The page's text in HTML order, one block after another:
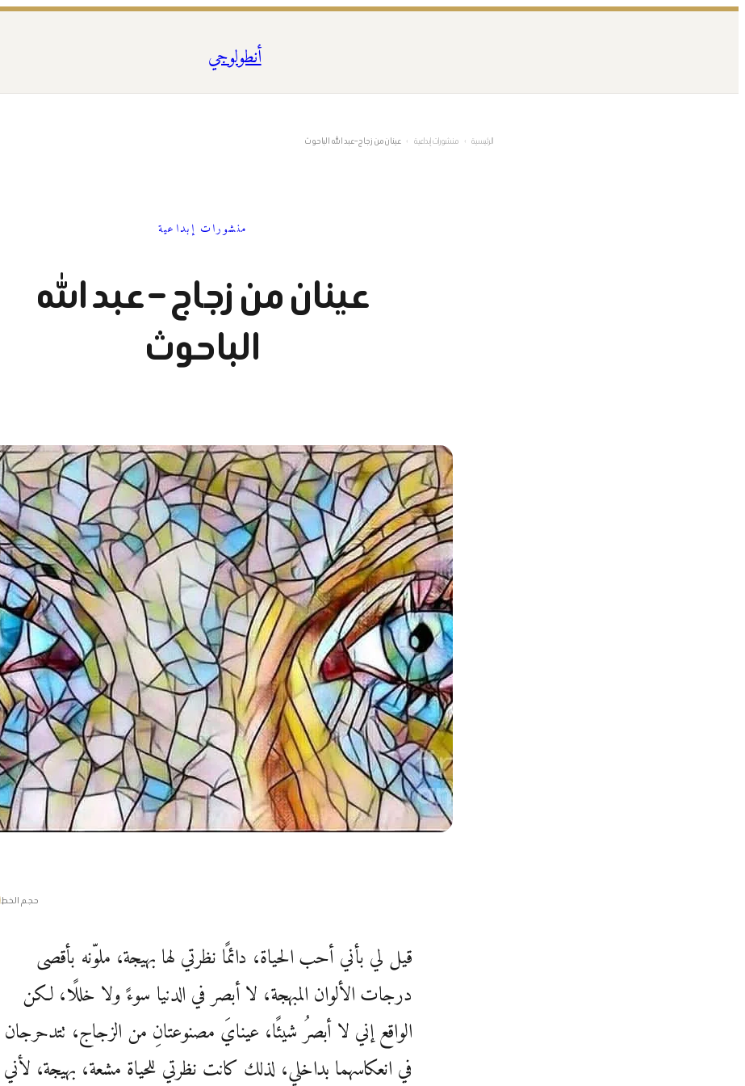
المحتوى
أنطولوجي
الرئيسية › منشورات إبداعية › عينان من زجاج – عبد الله الباحوث
منشورات إبداعية
عينان من زجاج – عبد الله
الباحوث
حجم الخط
قيل لي بأني أحب الحياة، دائمًا نظرتي لها بهيجة، ملوّنه بأقصى
درجات الألوان المبهجة، لا أبصر في الدنيا سوءً ولا خللًا، لكن
الواقع إني لا أبصرُ شيئًا، عينايَ مصنوعتانِ من الزجاج، تتدحرجان
في انعكاسهما بداخلي، لذلك كانت نظرتي للحياة مشعة، بهيجة، لأني